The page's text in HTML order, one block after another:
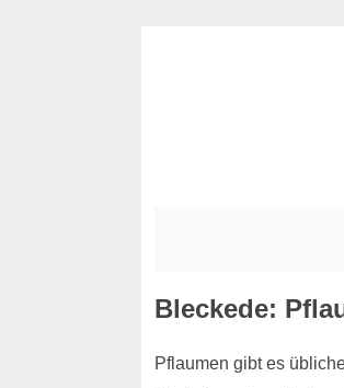
Bleckede:
Pflaumen gibt es